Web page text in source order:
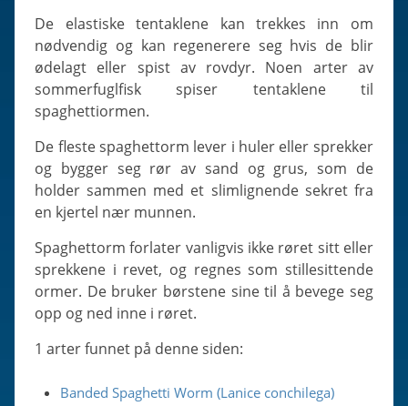
De elastiske tentaklene kan trekkes inn om
nødvendig og kan regenerere seg hvis de blir
ødelagt eller spist av rovdyr. Noen arter av
sommerfuglfisk spiser tentaklene til
spaghettiormen.
De fleste spaghettorm lever i huler eller sprekker
og bygger seg rør av sand og grus, som de
holder sammen med et slimlignende sekret fra
en kjertel nær munnen.
Spaghettorm forlater vanligvis ikke røret sitt eller
sprekkene i revet, og regnes som stillesittende
ormer. De bruker børstene sine til å bevege seg
opp og ned inne i røret.
1 arter funnet på denne siden:
Banded Spaghetti Worm (Lanice conchilega)